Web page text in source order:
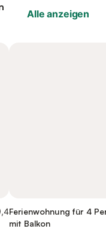
Alle anzeigen
Ferienwohnung für 4
mit Balkon